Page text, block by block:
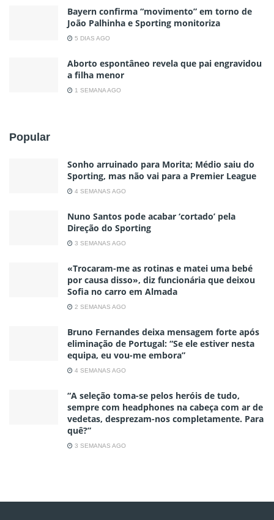
Bayern confirma “movimento” em torno de
João Palhinha e Sporting monitoriza
5 DIAS AGO
Aborto espontâneo revela que pai engravidou
a filha menor
1 SEMANA AGO
Popular
Sonho arruinado para Morita; Médio saiu do
Sporting, mas não vai para a Premier League
4 SEMANAS AGO
Nuno Santos pode acabar ‘cortado’ pela
Direção do Sporting
3 SEMANAS AGO
«Trocaram-me as rotinas e matei uma bebé
por causa disso», diz funcionária que deixou
Sofia no carro em Almada
2 SEMANAS AGO
Bruno Fernandes deixa mensagem forte após
eliminação de Portugal: “Se ele estiver nesta
equipa, eu vou-me embora”
4 SEMANAS AGO
“A seleção toma-se pelos heróis de tudo,
sempre com headphones na cabeça com ar de
vedetas, desprezam-nos completamente. Para
quê?”
3 SEMANAS AGO